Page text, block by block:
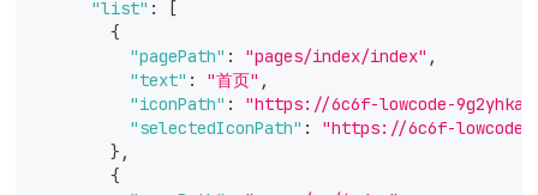
"list" :
[
{
"pagePath" : "pages/index/index" ,
"text" : "首页" ,
"iconPath" :
"https://6c6f-lowcode-
"selectedIconPath" :
"https://6c6f-lowcode-
} ,
{